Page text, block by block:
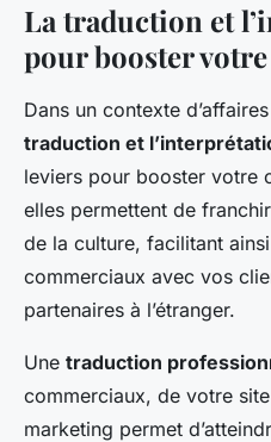
La traduction et
pour booster
Dans un contexte
traduction et
leviers pour booster votre
elles permettent de
de la culture, facilitant
commerciaux avec vos
partenaires à l’étranger.
Une traduction
commerciaux, de votre
marketing permet